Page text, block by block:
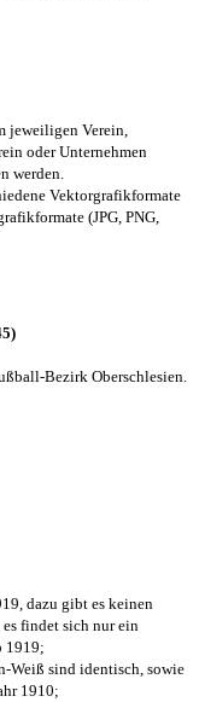
jeweiligen Verein,
oder Unternehmen
werden.
Vektorgrafikformate
(JPG, PNG,
Bezirk Oberschlesien.
dazu gibt es keinen
findet sich nur ein
1919;
Weiß sind identisch, sowie
1910;